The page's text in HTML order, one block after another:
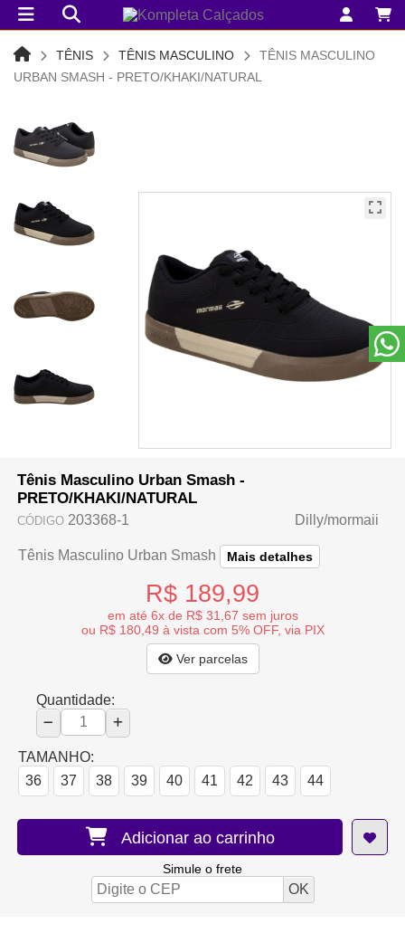
TÊNIS TÊNIS MASCULINO
TÊNIS MASCULINO
URBAN SMASH - PRETO/KHAKI/NATURAL
Tênis Masculino Urban Smash -
PRETO/KHAKI/NATURAL
CÓDIGO 203368-1 Dilly/mormaii
Tênis Masculino Urban Smash Mais detalhes
R$ 189,99
em até 6x de R$ 31,67 sem juros
ou R$ 180,49 à vista com 5% OFF, via PIX
Ver parcelas
Quantidade:
TAMANHO:
36
37 38 39 40 41 42 43 44
Adicionar ao carrinho
Simule o frete